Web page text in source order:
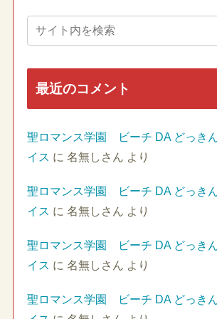
最近のコメント
聖ロマンス学園 ビーチ DA どっき
イス に 名無しさん より
聖ロマンス学園 ビーチ DA どっき
イス に 名無しさん より
聖ロマンス学園 ビーチ DA どっき
イス に 名無しさん より
聖ロマンス学園 ビーチ DA どっき